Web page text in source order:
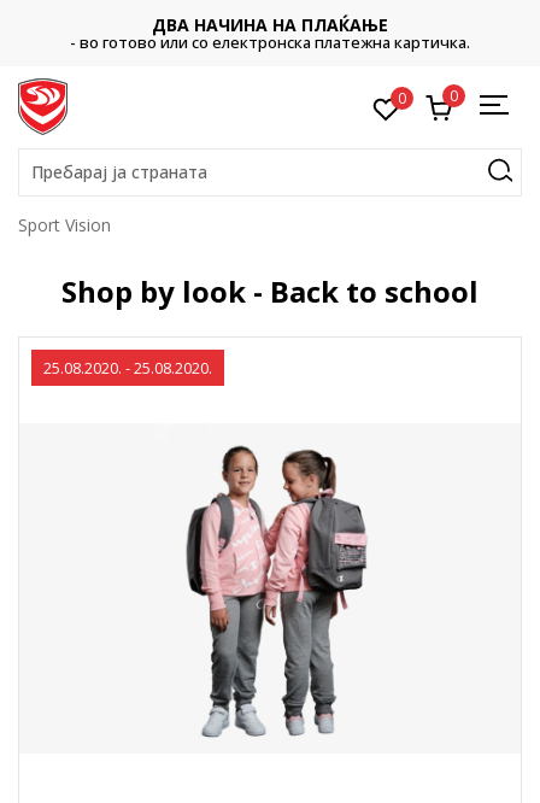
ДВА НАЧИНА НА ПЛАЌАЊЕ
- во готово или со електронска платежна картичка.
0 0
Пребарај ја страната
Sport Vision
Shop by look - Back to school
25.08.2020. - 25.08.2020.